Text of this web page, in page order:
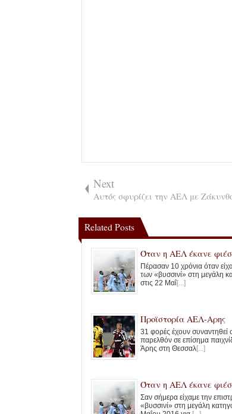
Next
Αυτός σφυρίζει την ΑΕΛ με
Related Posts
Όταν η ΑΕΛ έκανε
Πέρασαν 10 χρόνια όταν
των «βυσσινί» στη μεγάλη
στις 22 Μαΐ[...]
Προϊστορία ΑΕΛ-Αρης
31 φορές έχουν συναντηθεί
παρελθόν σε επίσημα
Άρης στη Θεσσαλ[...]
Όταν η ΑΕΛ έκανε
Σαν σήμερα είχαμε την
«βυσσινί» στη μεγάλη